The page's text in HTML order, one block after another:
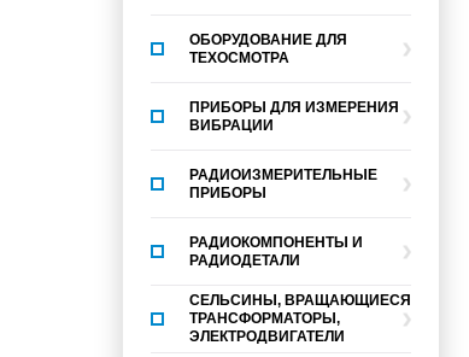
ОБОРУДОВАНИЕ ДЛЯ
ТЕХОСМОТРА
ПРИБОРЫ ДЛЯ ИЗМЕРЕНИЯ
ВИБРАЦИИ
РАДИОИЗМЕРИТЕЛЬНЫЕ
ПРИБОРЫ
РАДИОКОМПОНЕНТЫ И
РАДИОДЕТАЛИ
СЕЛЬСИНЫ, ВРАЩАЮЩИЕСЯ
ТРАНСФОРМАТОРЫ,
ЭЛЕКТРОДВИГАТЕЛИ